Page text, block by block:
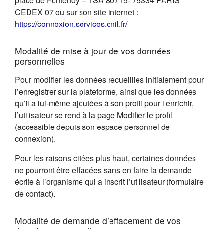
CEDEX 07 ou sur son site internet :
https://connexion.services.cnil.fr/(s'ouvre dans un nouvel
Modalité de mise à jour de vos données
personnelles
Pour modifier les données recueillies initialement pour
l’enregistrer sur la plateforme, ainsi que les données
qu’il a lui-même ajoutées à son profil pour l’enrichir,
l’utilisateur se rend à la page Modifier le profil
(accessible depuis son espace personnel de
connexion).
Pour les raisons citées plus haut, certaines données
ne pourront être effacées sans en faire la demande
écrite à l’organisme qui a inscrit l’utilisateur (formulaire
de contact).
Modalité de demande d’effacement de vos